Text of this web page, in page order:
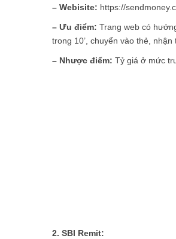
– Webisite: https://
– Ưu điểm: Trang web có
trong 10’, chuyển vào thẻ,
– Nhược điểm: Tỷ giá ở mức
2. SBI Remit: